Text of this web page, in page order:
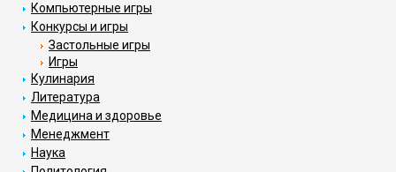
Компьютерные игры
Конкурсы и игры
Застольные игры
Игры
Кулинария
Литература
Медицина и здоровье
Менеджмент
Наука